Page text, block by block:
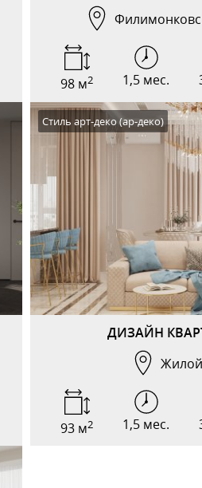
98 м2 1,5 мес.
ДИЗАЙН
Стиль арт-деко (ар-деко)
93 м2 1,5 мес.